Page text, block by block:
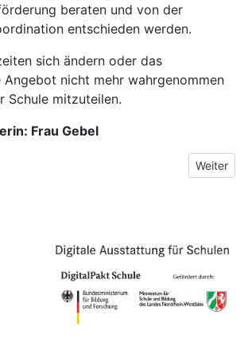
beraten und von der
entschieden werden.
sich ändern oder das
Angebot nicht mehr wahrgenommen
Schule mitzuteilen.
Frau Gebel
Nächster
Weiter